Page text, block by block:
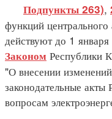
Подпункты 263),
функций
действуют до 1
Законом Республики
"О внесении
законодательные акты
вопросам